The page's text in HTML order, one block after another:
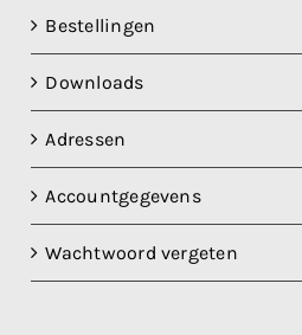
Bestellingen
Downloads
Adressen
Accountgegevens
Wachtwoord vergeten